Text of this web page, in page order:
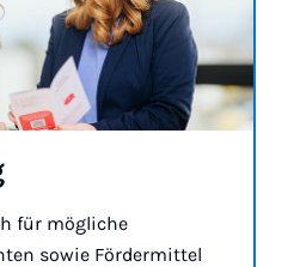
für mögliche
sowie Fördermittel